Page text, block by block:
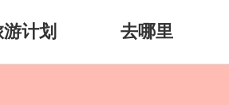
计划 去哪里